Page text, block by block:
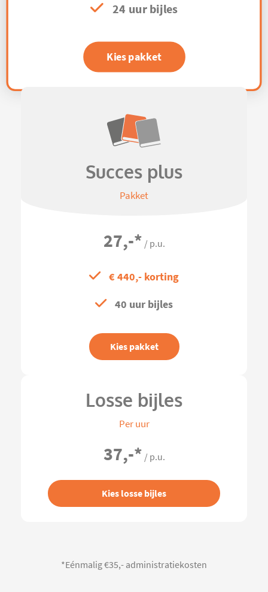
24 uur bijles
Kies pakket
Succes plus
Pakket
27,-* / p.u.
€ 440,- korting
40 uur bijles
Kies pakket
Losse bijles
Per uur
37,-* / p.u.
Kies losse bijles
*Eénmalig €35,- administratiekosten